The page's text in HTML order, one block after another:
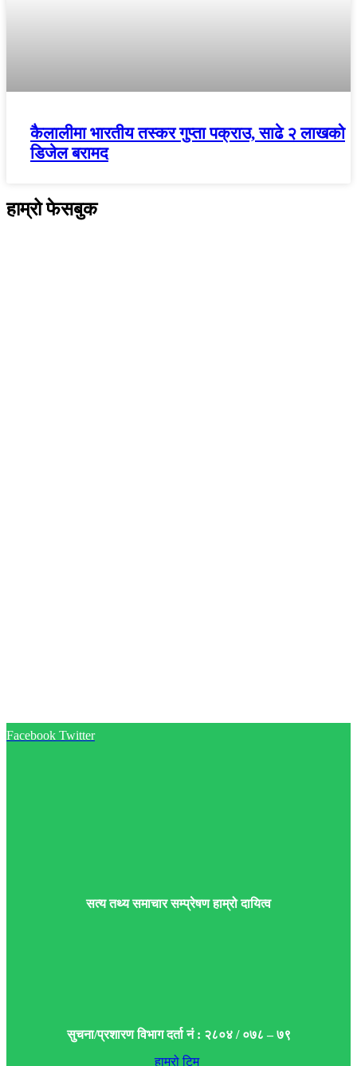
कैलालीमा भारतीय तस्कर गुप्ता पक्राउ, साढे २ लाखको
डिजेल बरामद
हाम्रो फेसबुक
Facebook Twitter
सत्य तथ्य समाचार सम्प्रेषण हाम्रो दायित्व
सुचना/प्रशारण विभाग दर्ता नं : २८०४ / ०७८ – ७९
हाम्रो टिम